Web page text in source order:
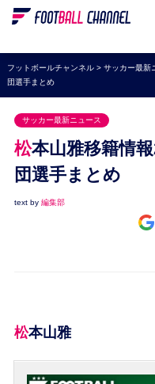
WEリーグ
海外サッカー
ラ・リーガ
セリエA
ブンデスリーガ
ナショナルチーム
フットボールチャンネル> サッカー最新
団選手まとめ
サッカー最新ニュース
松本山雅移籍情報2020/2021。新加入・退
団選手まとめ
text by 編集部
松本山雅